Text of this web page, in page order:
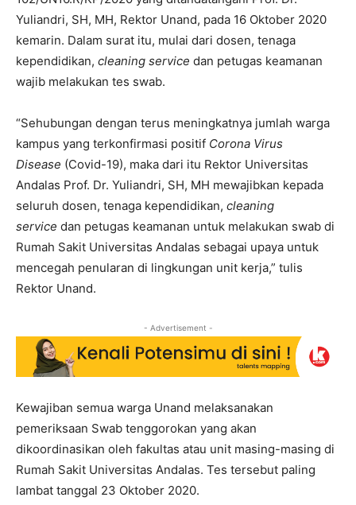
Yuliandri, SH, MH, Rektor Unand, pada 16 Oktober 2020
kemarin. Dalam surat itu, mulai dari dosen, tenaga
kependidikan, cleaning service dan petugas keamanan
wajib melakukan tes swab.
“Sehubungan dengan terus meningkatnya jumlah warga
kampus yang terkonfirmasi positif Corona Virus
Disease (Covid-19), maka dari itu Rektor Universitas
Andalas Prof. Dr. Yuliandri, SH, MH mewajibkan kepada
seluruh dosen, tenaga kependidikan, cleaning
service dan petugas keamanan untuk melakukan swab di
Rumah Sakit Universitas Andalas sebagai upaya untuk
mencegah penularan di lingkungan unit kerja,” tulis
Rektor Unand.
- Advertisement -
Kewajiban semua warga Unand melaksanakan
pemeriksaan Swab tenggorokan yang akan
dikoordinasikan oleh fakultas atau unit masing-masing di
Rumah Sakit Universitas Andalas. Tes tersebut paling
lambat tanggal 23 Oktober 2020.